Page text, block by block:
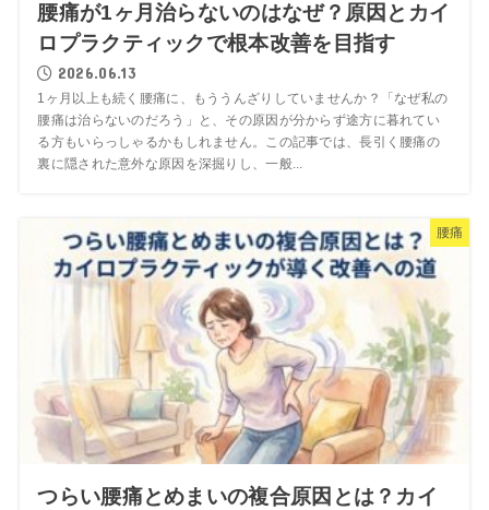
腰痛が1ヶ月治らないのはなぜ？原因とカイ
ロプラクティックで根本改善を目指す
2026.06.13
1ヶ月以上も続く腰痛に、もううんざりしていませんか？「なぜ私の
腰痛は治らないのだろう」と、その原因が分からず途方に暮れてい
る方もいらっしゃるかもしれません。この記事では、長引く腰痛の
裏に隠された意外な原因を深掘りし、一般...
腰痛
つらい腰痛とめまいの複合原因とは？カイ